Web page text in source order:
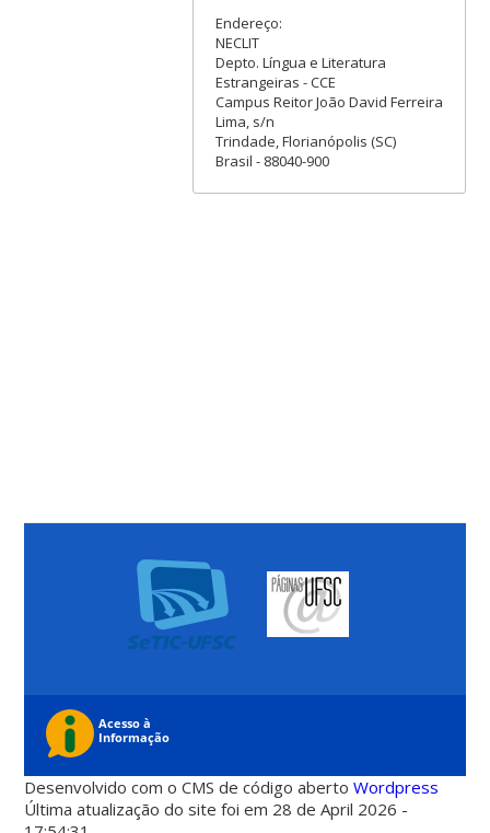
Endereço:
NECLIT
Depto. Língua e Literatura
Estrangeiras - CCE
Campus Reitor João David Ferreira
Lima, s/n
Trindade, Florianópolis (SC)
Brasil - 88040-900
Desenvolvido com o CMS de código abertoWordpress
Última atualização do site foi em 28 de April 2026 -